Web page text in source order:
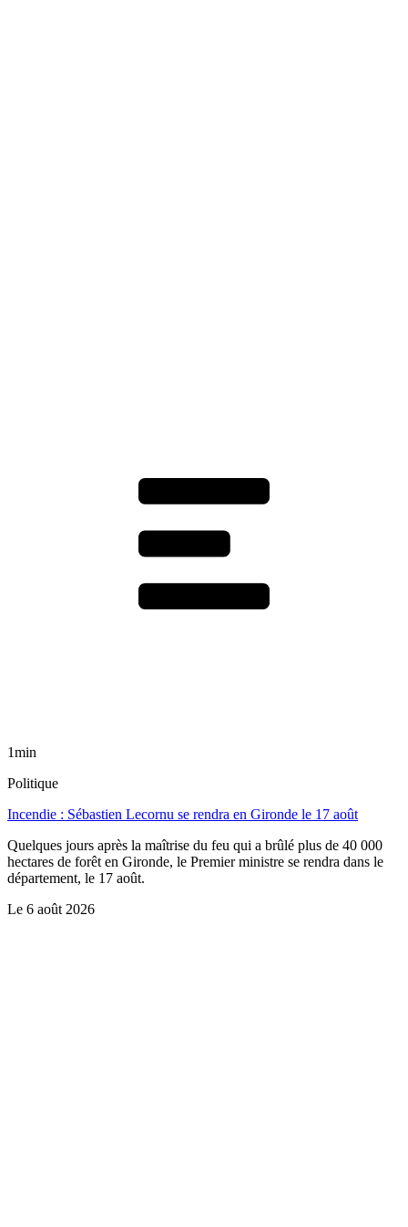
1min
Politique
Incendie : Sébastien Lecornu se rendra en Gironde le 17 août
Quelques jours après la maîtrise du feu qui a brûlé plus de 40 000
hectares de forêt en Gironde, le Premier ministre se rendra dans le
département, le 17 août.
Le 6 août 2026